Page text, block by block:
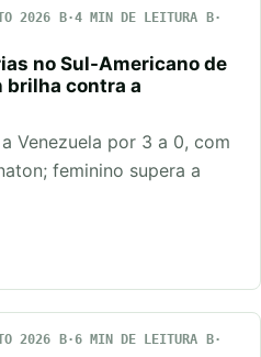
2026
4 MIN DE LEITURA
no Sul-Americano de
brilha contra a
Venezuela por 3 a 0, com
feminino supera a
2026
6 MIN DE LEITURA